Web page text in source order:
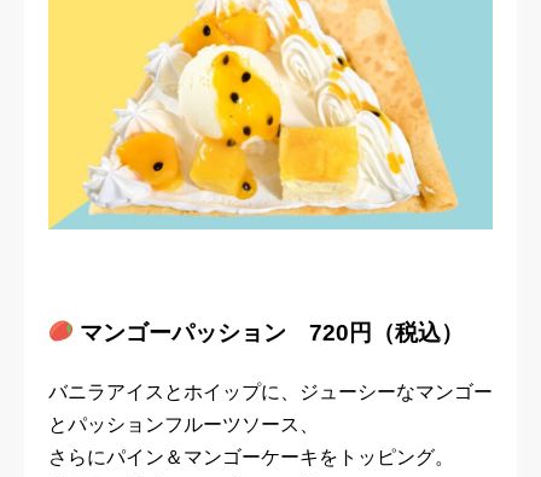
マンゴーパッション 720円（税込）
バニラアイスとホイップに、ジューシーなマンゴー
とパッションフルーツソース、
さらにパイン＆マンゴーケーキをトッピング。